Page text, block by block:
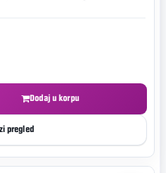
Dodaj u korpu
pregled